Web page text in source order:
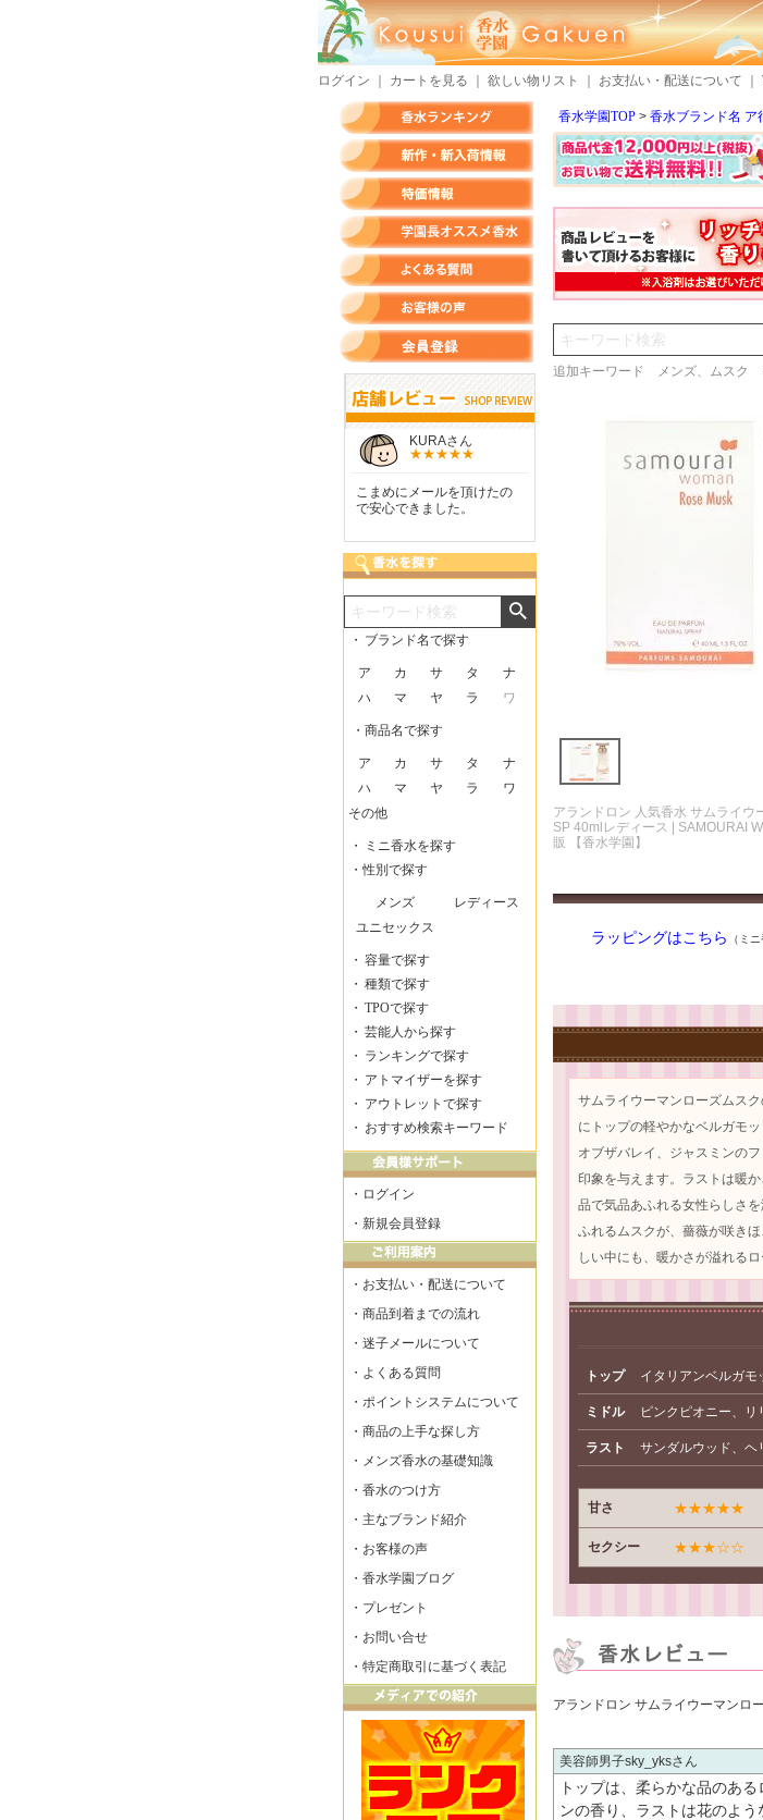
ログイン カートを見る 欲しい物リスト お支払い・配送について
香水学園TOP 香水ブランド名 ア
検索
追加キーワード メンズ、ムスク
アランドロン 人気香水 サムライウ
SP 40mlレディース | SAMOURAI
販 【香水学園】
ラッピングはこちら （ミ
サムライウーマンローズムス
にトップの軽やかなベルガモ
オブザバレイ、ジャスミンの
印象を与えます。ラストは暖
品で気品あふれる女性らしさ
ふれるムスクが、薔薇が咲き
しい中にも、暖かさが溢れる
トップ イタリアンベルガ
ミドル ピンクピオニー、
ラスト サンダルウッド、ヘ
甘さ ★★★★★
セクシー ★★★☆☆
アランドロン サムライウーマンロ
美容師男子sky_yks
トップは、柔らかな品のあ
ンの香り、ラストは花のよ
KURAさん
こまめにメールを頂けたの
で安心できました。
商品が早く届いたのでよか
ったです。また利用させて
好き
量試
・ ブランド名で探す
ア カ サ タ
ナ
ハ
マ ヤ ラ ワ
・商品名で探す
ア カ サ タ
ナ
ハ
マ ヤ ラ
ワ
その他
・
ミニ香水を探す
・性別で探す
メンズ
レディース
ユニセックス
・ 容量で探す
・ 種類で探す
・ TPOで探す
・ 芸能人から探す
・ ランキングで探す
・ アトマイザーを探す
・ アウトレットで探す
・ おすすめ検索キーワード
・ ログイン
・ 新規会員登録
・ お支払い・配送について
・ 商品到着までの流れ
・ 迷子メールについて
・ よくある質問
・ ポイントシステムについて
・ 商品の上手な探し方
・ メンズ香水の基礎知識
・ 香水のつけ方
・ 主なブランド紹介
・ お客様の声
・ 香水学園ブログ
・ プレゼント
・ お問い合せ
・ 特定商取引に基づく表記